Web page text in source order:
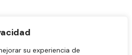
su experiencia de